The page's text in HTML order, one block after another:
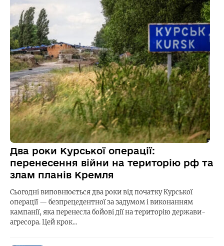
Два роки Курської операції:
перенесення війни на територію рф та
злам планів Кремля
Сьогодні виповнюється два роки від початку Курської
операції — безпрецедентної за задумом і виконанням
кампанії, яка перенесла бойові дії на територію держави-
агресора. Цей крок…